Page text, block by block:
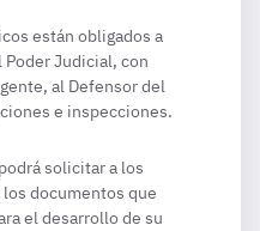
están obligados a
Judicial, con
al Defensor del
e inspecciones.
solicitar a los
documentos que
el desarrollo de su